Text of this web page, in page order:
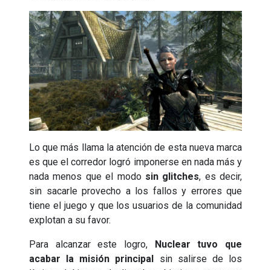
Lo que más llama la atención de esta nueva marca
es que el corredor logró imponerse en nada más y
nada menos que el modo sin glitches, es decir,
sin sacarle provecho a los fallos y errores que
tiene el juego y que los usuarios de la comunidad
explotan a su favor.
Para alcanzar este logro, Nuclear tuvo que
acabar la misión principal sin salirse de los